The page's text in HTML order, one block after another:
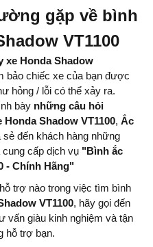
gặp về bình
VT1100
xe Honda Shadow
bảo chiếc xe của bạn được
hỏng / lỗi có thể xảy ra.
bày những câu hỏi
Shadow VT1100, Ắc
sẻ đến khách hàng những
cấp dịch vụ "Bình ắc
- Chính Hãng"
trợ nào trong việc tìm bình
VT1100, hãy gọi đến
vấn giàu kinh nghiệm và tận
hỗ trợ bạn.